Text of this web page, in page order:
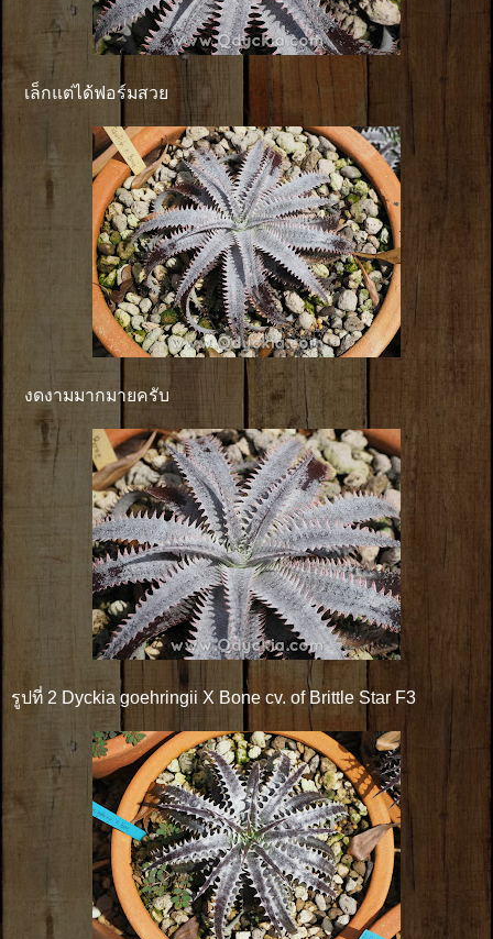
เล็กแต่ได้ฟอร์มสวย
งดงามมากมายครับ
รูปที่ 2 Dyckia goehringii X Bone cv. of Brittle Star F3